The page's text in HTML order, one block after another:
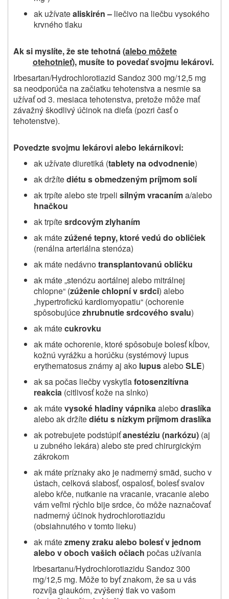
ak užívatealiskirén – liečivo na liečbu vysokého
krvného tlaku
Ak si myslíte, že ste tehotná (alebo môžete
otehotnieť), musíte to povedať svojmu lekárovi.
Irbesartan/Hydrochlorotiazid Sandoz 300 mg/12,5 mg
sa neodporúča na začiatku tehotenstva a nesmie sa
užívať od 3. mesiaca tehotenstva, pretože môže mať
závažný škodlivý účinok na dieťa (pozri časť o
tehotenstve).
Povedzte svojmu lekárovi alebo lekárnikovi:
ak užívate diuretiká (tablety na odvodnenie)
ak držítediétu s obmedzeným príjmom solí
ak trpíte alebo ste trpeli silným vracaníma/alebo
hnačkou
ak trpítesrdcovým zlyhaním
ak mátezúžené tepny, ktoré vedú do obličiek
(renálna arteriálna stenóza)
ak máte nedávnotransplantovanú obličku
ak máte „stenózu aortálnej alebo mitrálnej
chlopne“ (zúženie chlopní v srdci) alebo
„hypertrofickú kardiomyopatiu“ (ochorenie
spôsobujúcezhrubnutie srdcového svalu)
ak mátecukrovku
ak máte ochorenie, ktoré spôsobuje bolesť kĺbov,
kožnú vyrážku a horúčku (systémový lupus
erythematosus známy aj ako lupusaleboSLE)
ak sa počas liečby vyskytlafotosenzitívna
reakcia (citlivosť kože na slnko)
ak mátevysoké hladiny vápnikaalebodraslíka
alebo ak držítediétu s nízkym príjmom draslíka
ak potrebujete podstúpiťanestéziu (narkózu) (aj
u zubného lekára) alebo ste pred chirurgickým
zákrokom
ak máte príznaky ako je nadmerný smäd, sucho v
ústach, celková slabosť, ospalosť, bolesť svalov
alebo kŕče, nutkanie na vracanie, vracanie alebo
vám veľmi rýchlo bije srdce, čo môže naznačovať
nadmerný účinok hydrochlorotiazidu
(obsiahnutého v tomto lieku)
ak mátezmeny zraku alebo bolesť v jednom
alebo v oboch vašich očiach počas užívania
Irbesartanu/Hydrochlorotiazidu Sandoz 300
mg/12,5 mg. Môže to byť znakom, že sa u vás
rozvíja glaukóm, zvýšený tlak vo vašom